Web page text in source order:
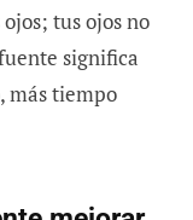
tus ojos no
significa
más tiempo